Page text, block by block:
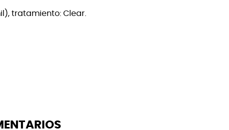
tratamiento: Clear.